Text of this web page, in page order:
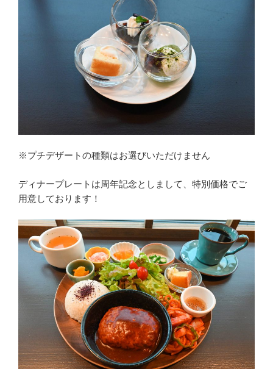
※プチデザートの種類はお選びいただけません
ディナープレートは周年記念としまして、特別価格でご
用意しております！